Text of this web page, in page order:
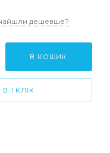
дешевше?
В КОШИК
1 КЛІК